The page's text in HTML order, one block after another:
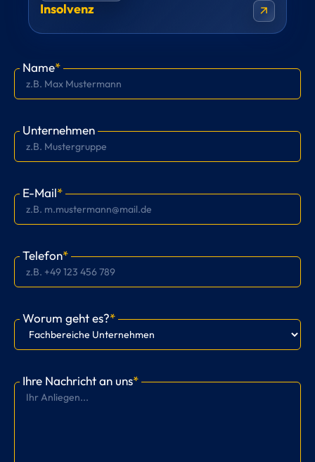
arrow_outward
Insolvenz
Name*
Unternehmen
E-Mail*
Telefon*
Worum geht es?*
Ihre Nachricht an uns*